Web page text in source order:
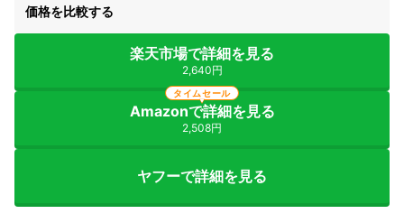
価格を比較する
楽天市場で詳細を見る
2,640円
Amazonで詳細を見る
2,508円
タイムセール
ヤフーで詳細を見る